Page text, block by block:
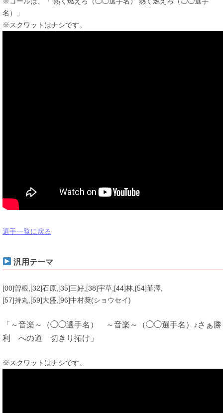
名）」
※スクワットはナシです。
選手一覧に戻る
汎用テーマ
[00]曽根,[32]石原,[35]三好,[38]宇草,[44]林,[54]韮澤,
[57]持丸,[59]大盛,[96]中村奨(ショウセイ)
「～音楽～（◯◯選手名） ～音楽～（◯◯選手名）♪さぁ勝
利 への道 切きり拓け」
※スクワットはナシです。